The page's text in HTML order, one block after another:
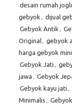
desain rumah
gebyok , dijual
Gebyok Antik ,
Original, gebyok
harga gebyok
Gebyok Jati ,
jawa , Gebyok
Gebyok kayu jati ,
Minimalis ,